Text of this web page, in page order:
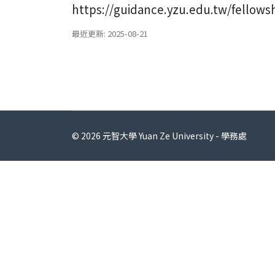
https://guidance.yzu.edu.tw/
最近更新: 2025-08-21
© 2026 元智大學 Yuan Ze University - 學務處